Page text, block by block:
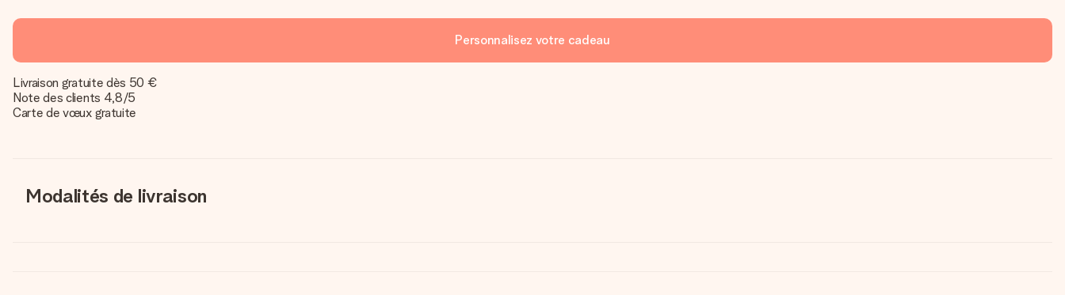
Personnalisez votre cadeau
Livraison gratuite dès 50 €
Note des clients 4,8/5
Carte de vœux gratuite
Modalités de livraison